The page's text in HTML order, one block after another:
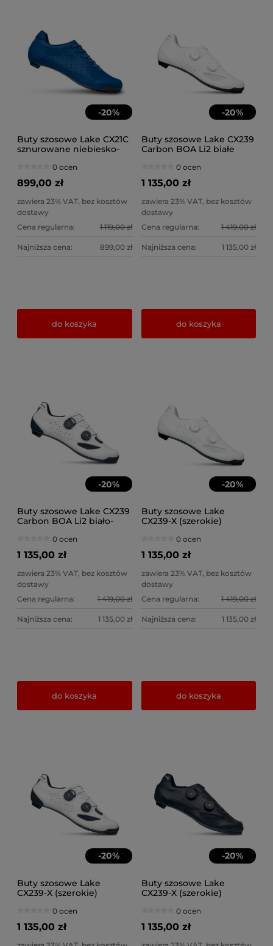
-20%
Buty szosowe Lake CX21C
sznurowane niebiesko-
0 ocen
899,00 zł
zawiera 23% VAT, bez kosztów
dostawy
Cena regularna:
1 119,00 zł
Najniższa cena: 899,00 zł
do koszyka
-20%
Buty szosowe Lake CX239
Carbon BOA Li2 białe
0 ocen
1 135,00 zł
zawiera 23% VAT, bez kosztów
dostawy
Cena regularna:
1 419,00 zł
Najniższa cena: 1 135,00 zł
do koszyka
-20%
Buty szosowe Lake CX239
Carbon BOA Li2 biało-
0 ocen
1 135,00 zł
zawiera 23% VAT, bez kosztów
dostawy
Cena regularna:
1 419,00 zł
Najniższa cena: 1 135,00 zł
do koszyka
-20%
Buty szosowe Lake
CX239-X (szerokie)
0 ocen
1 135,00 zł
zawiera 23% VAT, bez kosztów
dostawy
Cena regularna:
1 419,00 zł
Najniższa cena: 1 135,00 zł
do koszyka
-20%
Buty szosowe Lake
CX239-X (szerokie)
0 ocen
1 135,00 zł
-20%
Buty szosowe Lake
CX239-X (szerokie)
0 ocen
1 135,00 zł